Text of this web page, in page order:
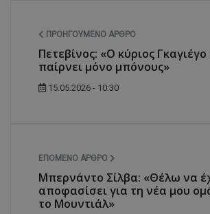
ΠΡΟΗΓΟΎΜΕΝΟ ΆΡΘΡΟ
Πετεβίνος: «Ο κύριος Γκαγιέγο
παίρνει μόνο μπόνους»
15.05.2026 - 10:30
ΕΠΌΜΕΝΟ ΆΡΘΡΟ
Μπερνάντο Σίλβα: «Θέλω να
αποφασίσει για τη νέα μου
το Μουντιάλ»